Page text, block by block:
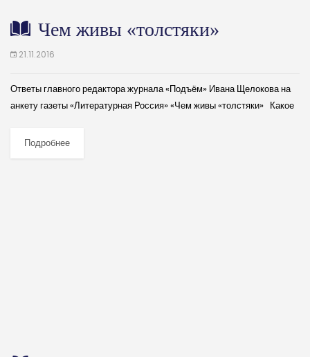
Чем живы «толстяки»
21.11.2016
Ответы главного редактора журнала «Подъём» Ивана Щелокова на
анкету газеты «Литературная Россия» «Чем живы «толстяки» Какое
Ожидается ли в 2017-м...
Подробнее